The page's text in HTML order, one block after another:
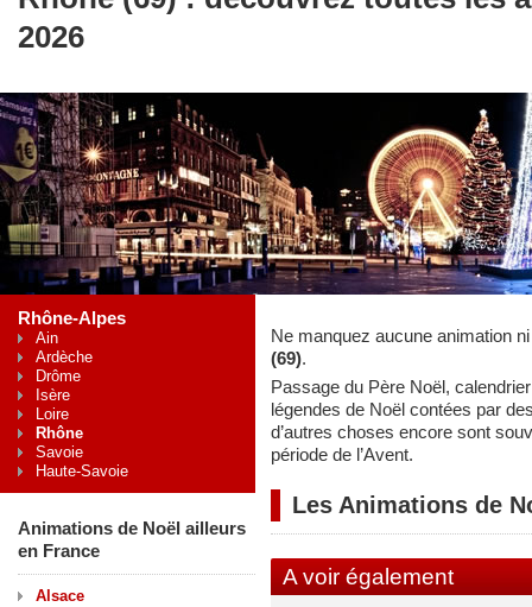
2026
Rhône-Alpes
Ain
Ardèche
Drôme
Isère
Loire
Rhône
Savoie
Haute-Savoie
Animations de Noël ailleurs
en France
Alsace
Ne manquez aucune animation
(69).
Passage du Père Noël,
légendes de Noël contées par
d’autres choses encore sont
période de l’Avent.
Les Animations de
A voir également